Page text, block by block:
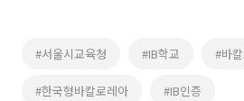
#서울시교육청 #IB학교 #바
#한국형바칼로레아 #IB인증